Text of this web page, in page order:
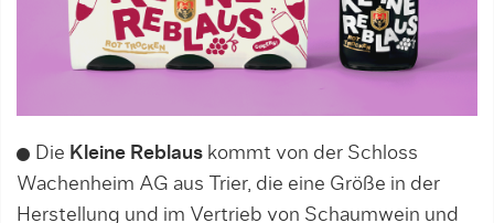
Die Kleine Reblaus kommt von der Schloss
Wachenheim AG aus Trier, die eine Größe in der
Herstellung und im Vertrieb von Schaumwein und